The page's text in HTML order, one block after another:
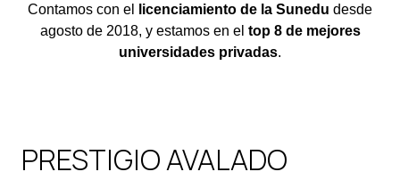
Contamos con el licenciamiento de la Sunedu desde
agosto de 2018, y estamos en el top 8 de mejores
universidades privadas.
PRESTIGIO AVALADO